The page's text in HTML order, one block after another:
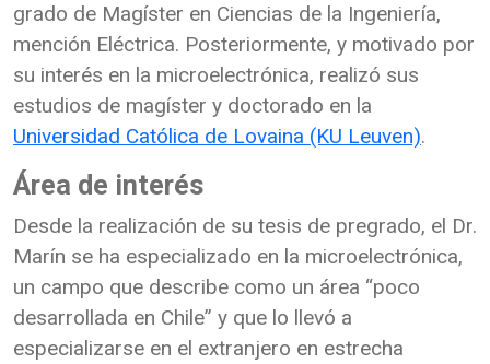
grado de Magíster en Ciencias de la Ingeniería,
mención Eléctrica. Posteriormente, y motivado por
su interés en la microelectrónica, realizó sus
estudios de magíster y doctorado en la
Universidad Católica de Lovaina (KU Leuven).
Área de interés
Desde la realización de su tesis de pregrado, el Dr.
Marín se ha especializado en la microelectrónica,
un campo que describe como un área “poco
desarrollada en Chile” y que lo llevó a
especializarse en el extranjero en estrecha